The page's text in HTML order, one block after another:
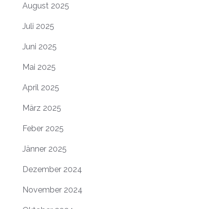
August 2025
Juli 2025
Juni 2025
Mai 2025
April 2025
März 2025
Feber 2025
Jänner 2025
Dezember 2024
November 2024